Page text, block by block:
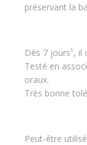
préservant la
Dès 7 jours¹,
Testé en
oraux.
Très bonne
Peut-être